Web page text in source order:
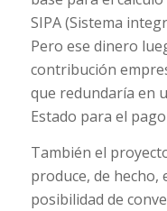
SIPA (Sistema
Pero ese dinero
contribución
que redundaría en
Estado para el
También el
produce, de hecho,
posibilidad de